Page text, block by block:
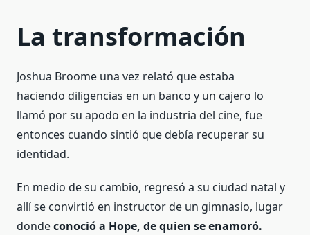
La transformación
Joshua Broome una vez relató que estaba
haciendo diligencias en un banco y un cajero lo
llamó por su apodo en la industria del cine, fue
entonces cuando sintió que debía recuperar su
identidad.
En medio de su cambio, regresó a su ciudad natal y
allí se convirtió en instructor de un gimnasio, lugar
dondeconoció a Hope, de quien se enamoró.